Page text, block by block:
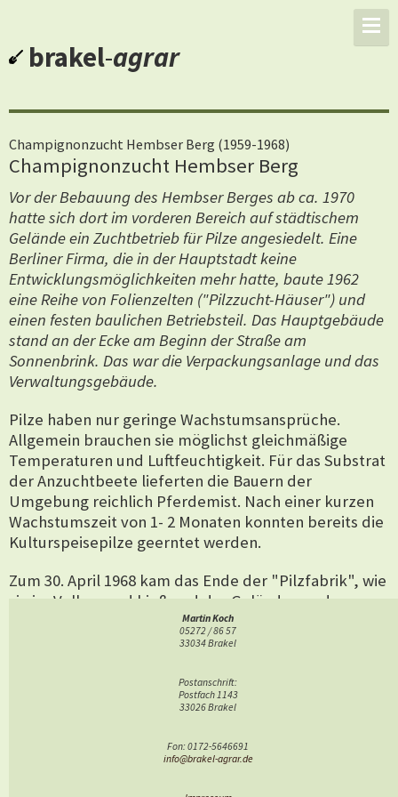
brakel-agrar
Champignonzucht Hembser Berg (1959-1968)
Champignonzucht Hembser Berg
Vor der Bebauung des Hembser Berges ab ca. 1970
hatte sich dort im vorderen Bereich auf städtischem
Gelände ein Zuchtbetrieb für Pilze angesiedelt. Eine
Berliner Firma, die in der Hauptstadt keine
Entwicklungsmöglichkeiten mehr hatte, baute 1962
eine Reihe von Folienzelten ("Pilzzucht-Häuser") und
einen festen baulichen Betriebsteil. Das Hauptgebäude
stand an der Ecke am Beginn der Straße am
Sonnenbrink. Das war die Verpackungsanlage und das
Verwaltungsgebäude.
Pilze haben nur geringe Wachstumsansprüche.
Allgemein brauchen sie möglichst gleichmäßige
Temperaturen und Luftfeuchtigkeit. Für das Substrat
der Anzuchtbeete lieferten die Bauern der
Umgebung reichlich Pferdemist. Nach einer kurzen
Wachstumszeit von 1- 2 Monaten konnten bereits die
Kulturspeisepilze geerntet werden.
Zum 30. April 1968 kam das Ende der "Pilzfabrik", wie
sie im Volksmund hieß und das Gelände wurde
wieder geräumt. Diese Art der Zucht ließ sich nicht
mehr wirtschaftlich betreiben (vgl. Heft der Brakeler
Gelände der Folienhäuser wurde komplett überbaut.
"Berghof" (Hermann Löseke, 1920-1990), später das
"Restaurant Löseke" (Franz-Josef Löseke, dann
Martin Koch
05272 / 86 57
33034 Brakel
Postanschrift:
Postfach 1143
33026 Brakel
Fon: 0172-5646691
info@brakel-agrar.de